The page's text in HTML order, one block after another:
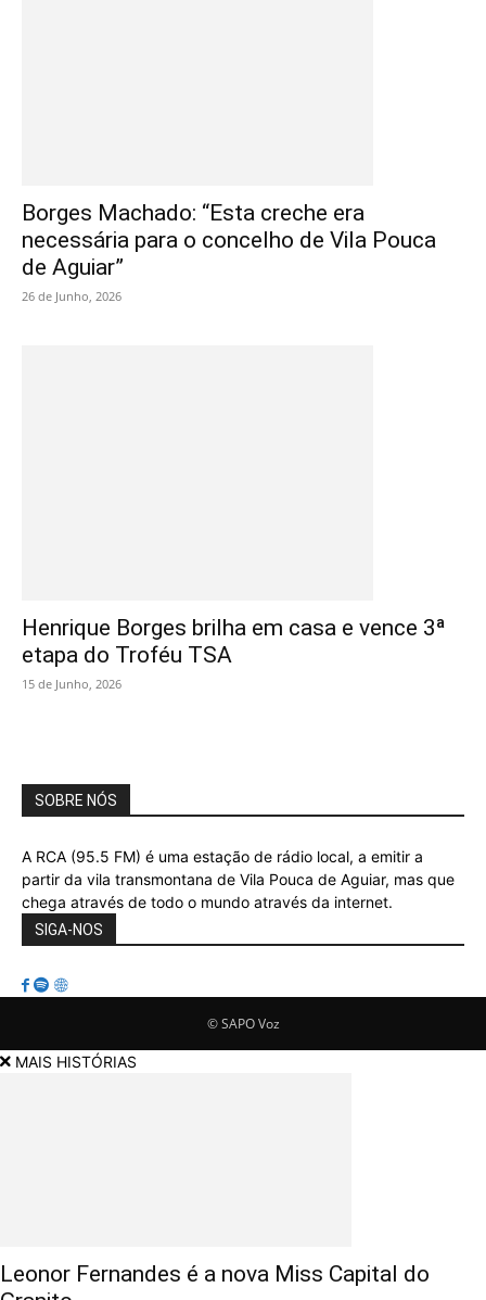
Borges Machado: “Esta creche era
necessária para o concelho de Vila Pouca
de Aguiar”
26 de Junho, 2026
Henrique Borges brilha em casa e vence 3ª
etapa do Troféu TSA
15 de Junho, 2026
SOBRE NÓS
A RCA (95.5 FM) é uma estação de rádio local, a emitir a
partir da vila transmontana de Vila Pouca de Aguiar, mas que
chega através de todo o mundo através da internet.
SIGA-NOS
© SAPO Voz
MAIS HISTÓRIAS
Leonor Fernandes é a nova Miss Capital do